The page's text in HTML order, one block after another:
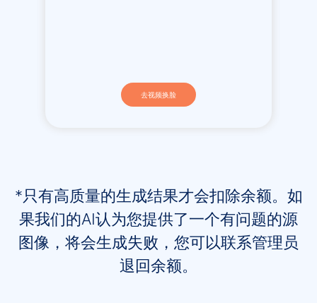
去视频换脸
*只有高质量的生成结果才会扣除余额。如
果我们的AI认为您提供了一个有问题的源
图像，将会生成失败，您可以联系管理员
退回余额。